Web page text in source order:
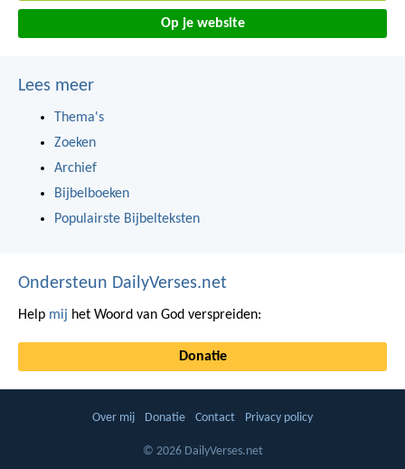
Op je website
Lees meer
Thema's
Zoeken
Archief
Bijbelboeken
Populairste Bijbelteksten
Ondersteun DailyVerses.net
Help mij het Woord van God verspreiden:
Donatie
Over mij Donatie Contact Privacy policy
© 2026 DailyVerses.net